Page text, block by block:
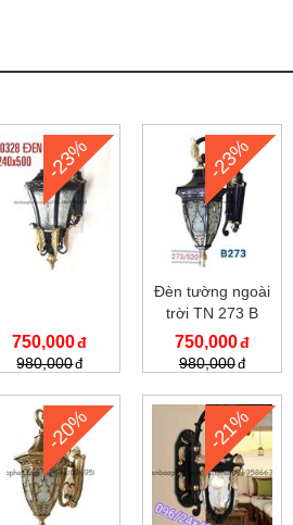
-23%
750,000
980,000
-23%
Đèn tường ngoài
trời TN 273 B
750,000
980,000
-20% -21%